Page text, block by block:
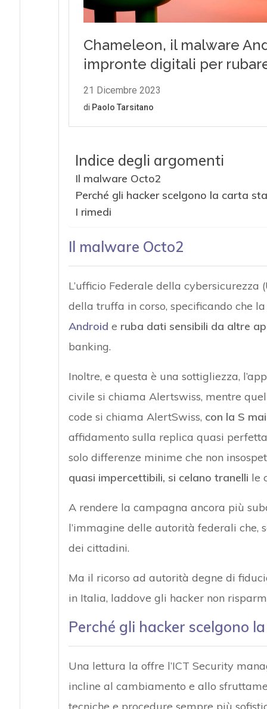
Indice degli argomenti
Il malware Octo2
Perché gli hacker scelgono la carta
I rimedi
Il malware Octo2
L’ufficio Federale della cybersicurezza
della truffa in corso, specificando che
Android e ruba dati sensibili da altre
banking.
Inoltre, e questa è una sottigliezza,
civile si chiama Alertswiss, mentre
code si chiama AlertSwiss, con la S
affidamento sulla replica quasi
solo differenze minime che non
quasi impercettibili, si celano tranelli le
A rendere la campagna ancora più
l’immagine delle autorità federali che,
dei cittadini.
Ma il ricorso ad autorità degne di
in Italia, laddove gli hacker non
Perché gli hacker scelgono
Una lettura la offre l’ICT Security
incline al cambiamento e allo
tecniche e procedure sempre più